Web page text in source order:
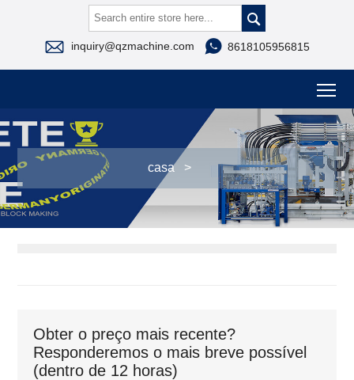

 inquiry@qzmachine.com  8618105956815
casa >
Obter o preço mais recente?
Responderemos o mais breve possível
(dentro de 12 horas)